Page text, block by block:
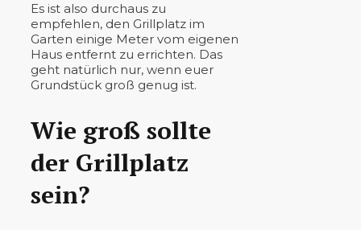
Es ist also durchaus zu
empfehlen, den Grillplatz im
Garten einige Meter vom eigenen
Haus entfernt zu errichten. Das
geht natürlich nur, wenn euer
Grundstück groß genug ist.
Wie groß sollte
der Grillplatz
sein?